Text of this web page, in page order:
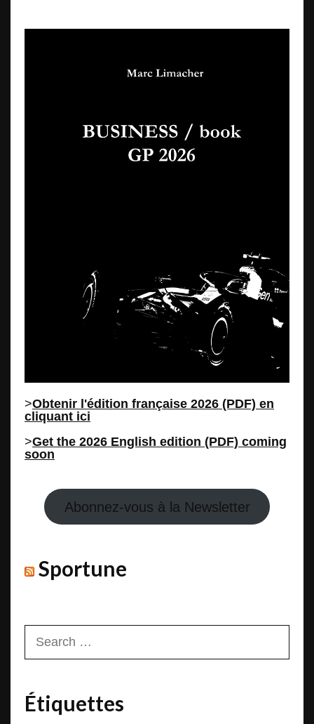
>Obtenir l'édition française 2026 (PDF) en
cliquant ici
>Get the 2026 English edition (PDF) coming
soon
Abonnez-vous à la Newsletter
Sportune
for:
Étiquettes